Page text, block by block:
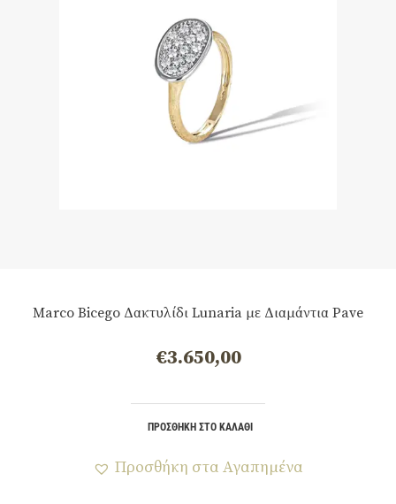
Marco Bicego Δακτυλίδι Lunaria με Διαμάντια Pave
€3.650,00
ΠΡΟΣΘΉΚΗ ΣΤΟ ΚΑΛΆΘΙ
Προσθήκη στα Αγαπημένα